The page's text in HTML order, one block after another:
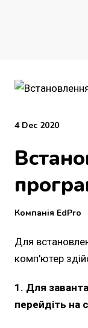
4 Dec 2020
Компанія EdPro
Для
комп'ютер
1. Для
перейдіть на